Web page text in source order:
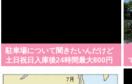
駐車場について聞きたいんだけど
土日祝日入庫後24時間最大800円
合料金どうなるの